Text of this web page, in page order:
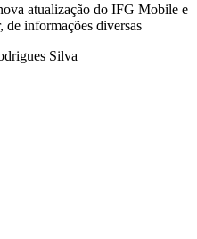
atualização do IFG Mobile e
de informações diversas
Silva